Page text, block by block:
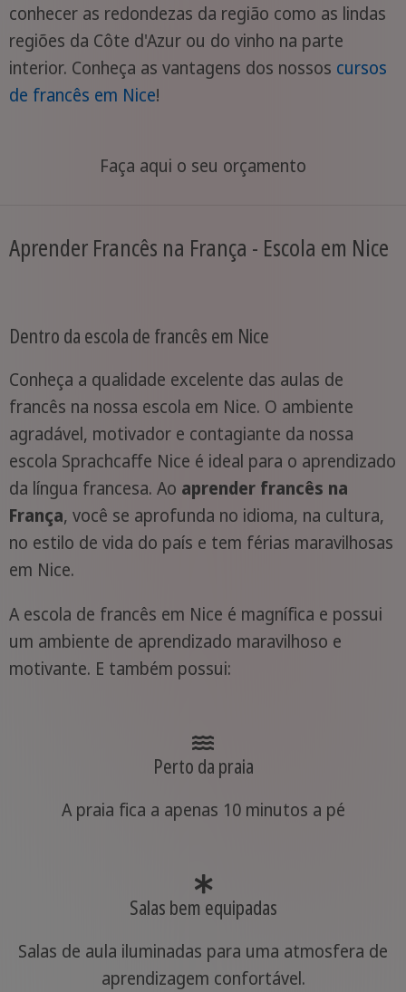
conhecer as redondezas da região como as lindas
regiões da Côte d'Azur ou do vinho na parte
interior. Conheça as vantagens dos nossos cursos
de francês em Nice!
Faça aqui o seu orçamento
Aprender Francês na França - Escola em Nice
Dentro da escola de francês em Nice
Conheça a qualidade excelente das aulas de
francês na nossa escola em Nice. O ambiente
agradável, motivador e contagiante da nossa
escola Sprachcaffe Nice é ideal para o aprendizado
da língua francesa. Ao aprender francês na
França, você se aprofunda no idioma, na cultura,
no estilo de vida do país e tem férias maravilhosas
em Nice.
A escola de francês em Nice é magnífica e possui
um ambiente de aprendizado maravilhoso e
motivante. E também possui:
Perto da praia
A praia fica a apenas 10 minutos a pé
Salas bem equipadas
Salas de aula iluminadas para uma atmosfera de
aprendizagem confortável.